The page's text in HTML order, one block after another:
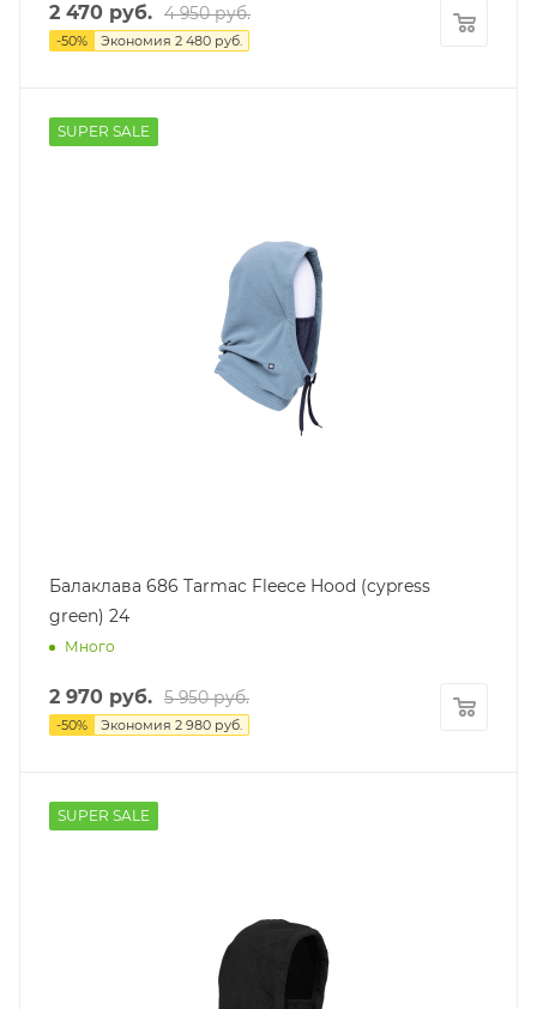
2 470 руб. 4 950руб.
-50% Экономия 2 480 руб.
SUPER SALE
Балаклава 686 Tarmac Fleece Hood (cypress
green) 24
Много
2 970 руб. 5 950руб.
-50% Экономия 2 980 руб.
SUPER SALE